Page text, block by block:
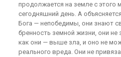
продолжается на земле с этого
сегодняшний день. А
Бога — непобедимы, они знают
бренность земной жизни, они
как они — выше зла, и оно не
реального вреда. Они не